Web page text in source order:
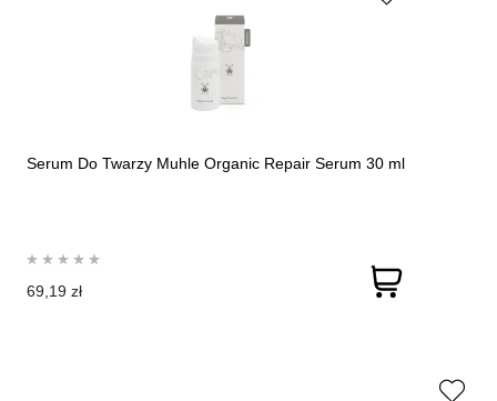
Serum Do Twarzy Muhle Organic Repair Serum 30 ml
69,19 zł